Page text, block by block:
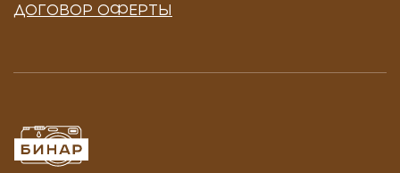
ДОГОВОР ОФЕРТЫ